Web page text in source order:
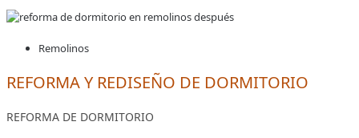
Remolinos
REFORMA Y REDISEÑO DE DORMITORIO
REFORMA DE DORMITORIO